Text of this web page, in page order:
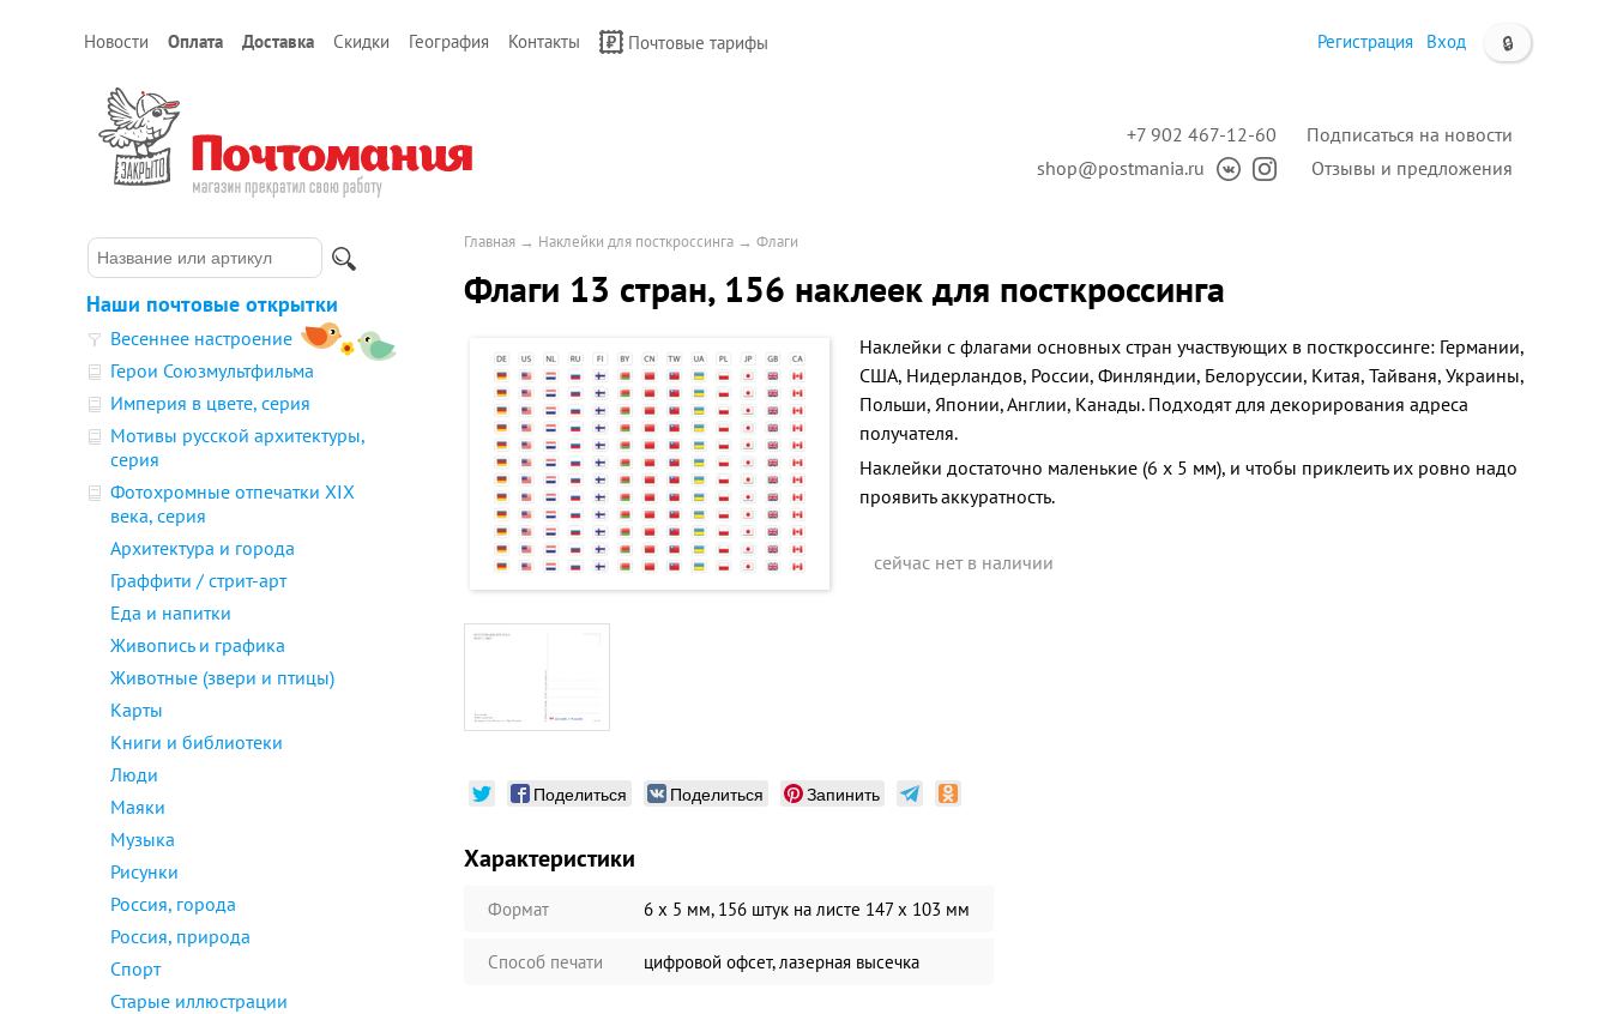
Новости Оплата Доставка Скидки География Контакты Почтовые тарифы 🔒
Регистрация Вход
Подписаться на новости
Отзывы и предложения
+7 902 467-12-60
shop@postmania.ru
Наши почтовые открытки
Весеннее настроение
Герои Союзмультфильма
Империя в цвете, серия
Мотивы русской архитектуры,
серия
Фотохромные отпечатки XIX
века, серия
Архитектура и города
Граффити / стрит-арт
Еда и напитки
Живопись и графика
Животные (звери и птицы)
Карты
Книги и библиотеки
Люди
Маяки
Музыка
Рисунки
Россия, города
Россия, природа
Спорт
Старые иллюстрации
Главная → Наклейки для посткроссинга → Флаги
Флаги 13 стран, 156 наклеек для посткроссинга
Наклейки c флагами основных стран участвующих в посткроссинге: Германии,
США, Нидерландов, России, Финляндии, Белоруссии, Китая, Тайваня, Украины,
Польши, Японии, Англии, Канады. Подходят для декорирования адреса
получателя.
Наклейки достаточно маленькие (6 х 5 мм), и чтобы приклеить их ровно надо
проявить аккуратность.
сейчас нет в наличии
Поделиться Поделиться Запинить
Характеристики
Формат 6 x 5 мм, 156 штук на листе 147 х 103 мм
Способ печати цифровой офсет, лазерная высечка